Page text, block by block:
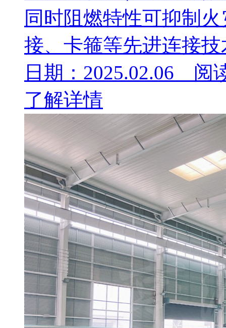
同时阻燃特性可抑制
接、卡箍等先进连接技
日期：2025.02.06 阅
了解详情